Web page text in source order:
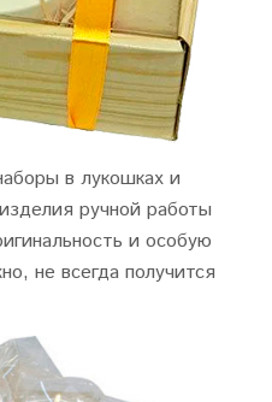
в лукошках и
ручной работы
и особую
не всегда получится